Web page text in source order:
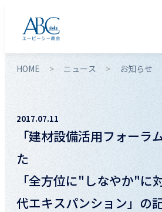
HOME ニュース お知らせ
2017.07.11
「建材設備活用フォーラ
た
「全方位に"しなやか"に
代エキスパンション」の